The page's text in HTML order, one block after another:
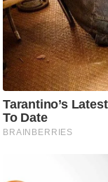
ति
ष
प्र
भु
म
हि
मा
/